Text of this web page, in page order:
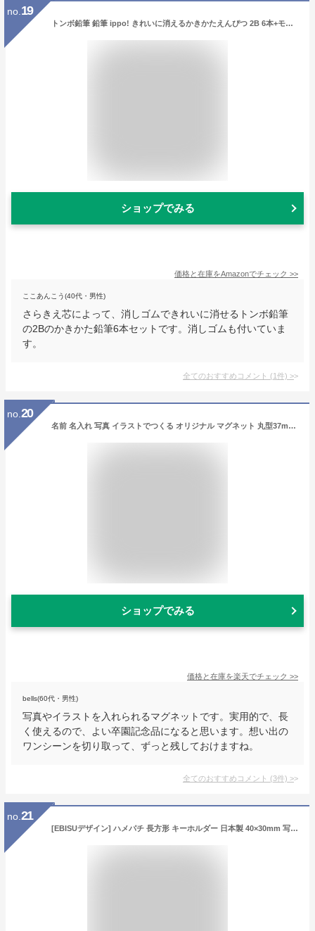
no. 19
トンボ鉛筆 鉛筆 ippo! きれいに消えるかきかたえんぴつ 2B 6本+モノ学習用消しゴム Natural PPB-711C
ショップでみる
価格と在庫をAmazonでチェック >>
ここあんこう(40代・男性)
さらきえ芯によって、消しゴムできれいに消せるトンボ鉛筆
の2Bのかきかた鉛筆6本セットです。消しゴムも付いていま
す。
全てのおすすめコメント (1件) >
no. 20
名前 名入れ 写真 イラストでつくる オリジナル マグネット 丸型37mm 《バレンタイン 2025 おしゃれ グッズ 磁石 おもしろ かわいい 七五三 入園 入学 卒業 卒団 プレゼント ギフト 記念品 土産 推し活》
ショップでみる
価格と在庫を楽天でチェック >>
bells(60代・男性)
写真やイラストを入れられるマグネットです。実用的で、長
く使えるので、よい卒園記念品になると思います。想い出の
ワンシーンを切り取って、ずっと残しておけますね。
全てのおすすめコメント (3件) >
no. 21
[EBISUデザイン] ハメパチ 長方形 キーホルダー 日本製 40×30mm 写真が入る キーホルダー フォトインキーホルダー 1個入り